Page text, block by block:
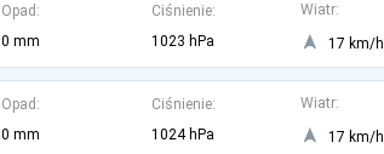
Opad:
0 mm
Ciśnienie:
1023 hPa
Wiatr:
17 km/h
Opad:
0 mm
Ciśnienie:
1024 hPa
Wiatr:
17 km/h